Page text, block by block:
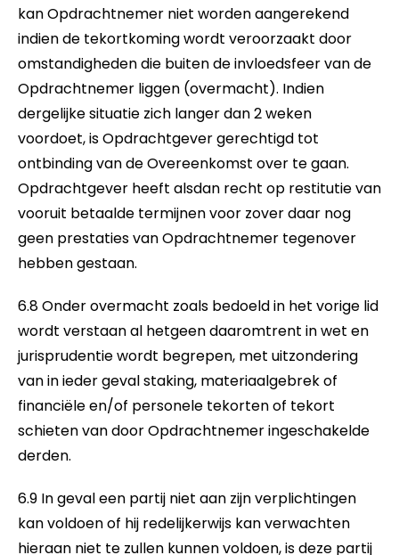
kan Opdrachtnemer niet worden aangerekend
indien de tekortkoming wordt veroorzaakt door
omstandigheden die buiten de invloedsfeer van de
Opdrachtnemer liggen (overmacht). Indien
dergelijke situatie zich langer dan 2 weken
voordoet, is Opdrachtgever gerechtigd tot
ontbinding van de Overeenkomst over te gaan.
Opdrachtgever heeft alsdan recht op restitutie van
vooruit betaalde termijnen voor zover daar nog
geen prestaties van Opdrachtnemer tegenover
hebben gestaan.
6.8 Onder overmacht zoals bedoeld in het vorige lid
wordt verstaan al hetgeen daaromtrent in wet en
jurisprudentie wordt begrepen, met uitzondering
van in ieder geval staking, materiaalgebrek of
financiële en/of personele tekorten of tekort
schieten van door Opdrachtnemer ingeschakelde
derden.
6.9 In geval een partij niet aan zijn verplichtingen
kan voldoen of hij redelijkerwijs kan verwachten
hieraan niet te zullen kunnen voldoen, is deze partij